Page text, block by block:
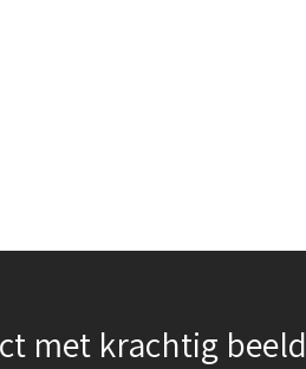
met krachtig beeld